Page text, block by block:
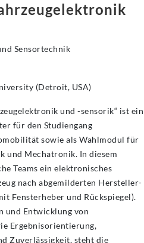
Sensortechnik
(Detroit, USA)
und -sensorik“ ist ein
für den Studiengang
sowie als Wahlmodul für
und Mechatronik. In diesem
Teams ein elektronisches
nach abgemilderten Hersteller-
Fensterheber und Rückspiegel).
und Entwicklung von
Ergebnisorientierung,
Zuverlässigkeit, steht die